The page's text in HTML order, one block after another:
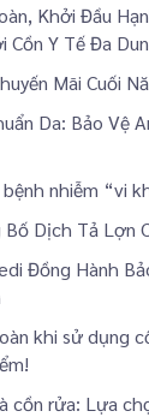
Khởi Đầu
Cồn Y Tế Đa
Mãi Cuối
Da: Bảo Vệ
nhiễm “vi
Bố Dịch Tả Lợn
Đồng Hành
khi sử dụng
cồn rửa: Lựa